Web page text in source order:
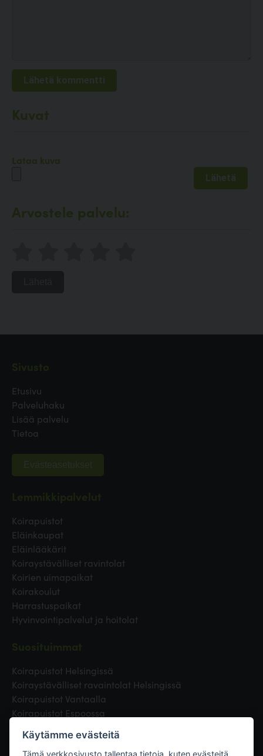
Kuvat
Lataa kuva
Arvostele palvelu:
Etusivu
Palveluhaku
Lisää palvelu
Tietoa
Evästeasetukset
Koirapuistot
Eläinkaupat
Eläinlääkärit
Koiraystävälliset ravintolat
Koirien uimapaikat
Koirakoulut
Harrastuspaikat
Hyvinvointipalvelut ja hoitolat
Koirapuistot Helsingissä
Koiraystävälliset ravaintolat Helsingissä
Koirapuistot Vantaalla
Koirapuistot Espoossa
Eläinlääkäri Helsingissä
Käytämme evästeitä
Tämä verkkosivusto tallentaa tietoja, kuten evästeitä,